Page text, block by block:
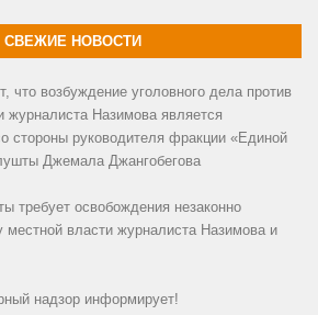
СВЕЖИЕ НОВОСТИ
что возбуждение уголовного дела против
журналиста Назимова является
стороны руководителя фракции «Единой
Джемала Джангобегова
требует освобождения незаконно
местной власти журналиста Назимова и
надзор информирует!